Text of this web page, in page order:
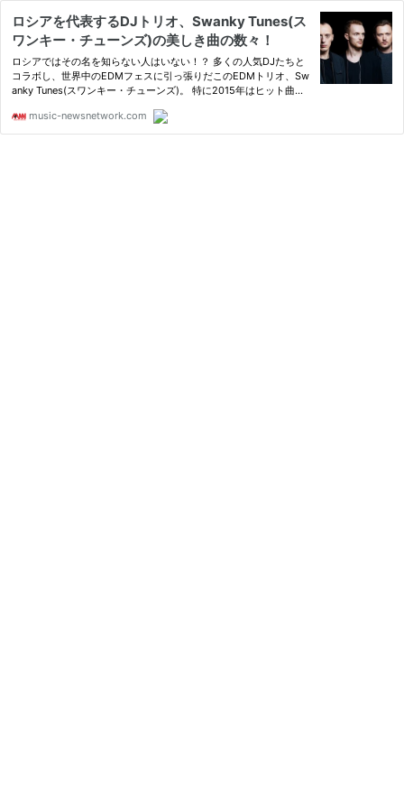
ロシアを代表するDJトリオ、Swanky Tunes(ス
ワンキー・チューンズ)の美しき曲の数々！
ロシアではその名を知らない人はいない！？ 多くの人気DJたちと
コラボし、世界中のEDMフェスに引っ張りだこのEDMトリオ、Sw
anky Tunes(スワンキー・チューンズ)。 特に2015年はヒット曲を
music-newsnetwork.com